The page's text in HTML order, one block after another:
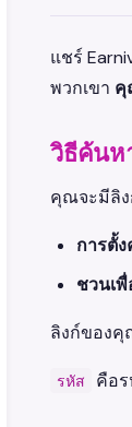
แชร์
พวกเขา คุ
วิธีค้นห
คุณจะมีลิ
การตั้
ชวนเ
ลิงก์ของ
รหัส คือ